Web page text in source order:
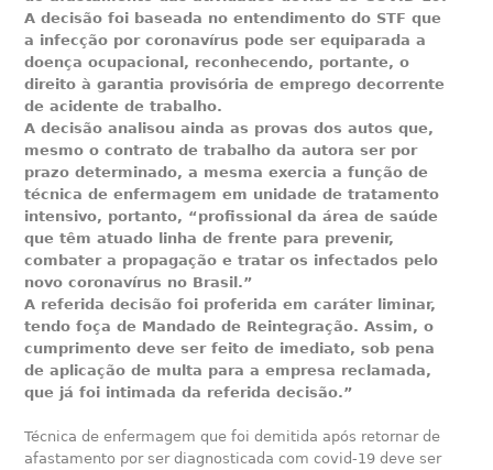
A decisão foi baseada no entendimento do STF que
a infecção por coronavírus pode ser equiparada a
doença ocupacional, reconhecendo, portante, o
direito à garantia provisória de emprego decorrente
de acidente de trabalho.
A decisão analisou ainda as provas dos autos que,
mesmo o contrato de trabalho da autora ser por
prazo determinado, a mesma exercia a função de
técnica de enfermagem em unidade de tratamento
intensivo, portanto, “profissional da área de saúde
que têm atuado linha de frente para prevenir,
combater a propagação e tratar os infectados pelo
novo coronavírus no Brasil.”
A referida decisão foi proferida em caráter liminar,
tendo foça de Mandado de Reintegração. Assim, o
cumprimento deve ser feito de imediato, sob pena
de aplicação de multa para a empresa reclamada,
que já foi intimada da referida decisão.”
Técnica de enfermagem que foi demitida após retornar de
afastamento por ser diagnosticada com covid-19 deve ser